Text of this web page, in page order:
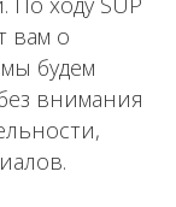
вам о
будем
внимания